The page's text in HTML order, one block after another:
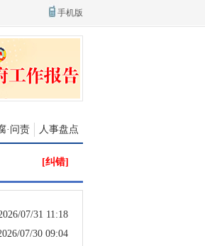
手机版
人事盘点
·问责
[纠错]
07/31 11:18
07/30 09:04